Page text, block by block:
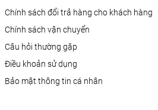
Chính sách đổi trả hàng cho khách hàng
Chính sách vận chuyển
Câu hỏi thường gặp
Điều khoản sử dụng
Bảo mật thông tin cá nhân